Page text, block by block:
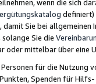
wenn die sich
definiert)
Sie bei
Sie die
oder mittelbar über eine
für die Nutzung
Spenden für